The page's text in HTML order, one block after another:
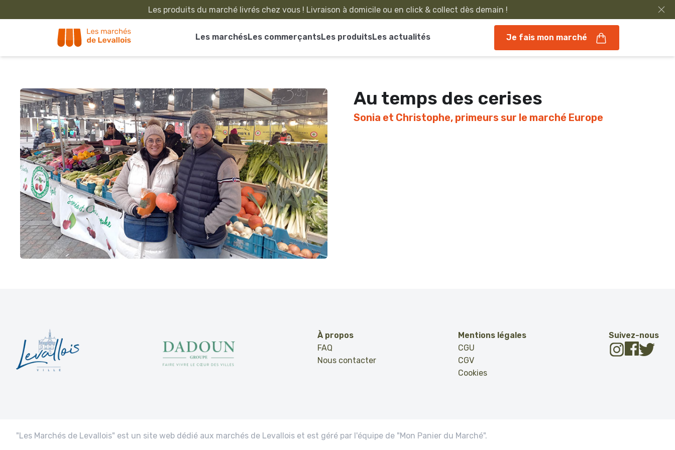
Les produits du marché livrés chez vous ! Livraison à domicile ou en click & collect dès demain !
Les marchésLes commerçantsLes produitsLes actualités Je fais mon marché
Au temps des cerises
Sonia et Christophe, primeurs sur le marché Europe
À propos
FAQ
Nous contacter
Mentions légales
CGU
CGV
Cookies
Suivez-nous
"Les Marchés de Levallois" est un site web dédié aux marchés de Levallois et est géré par l'équipe de "Mon Panier du Marché".